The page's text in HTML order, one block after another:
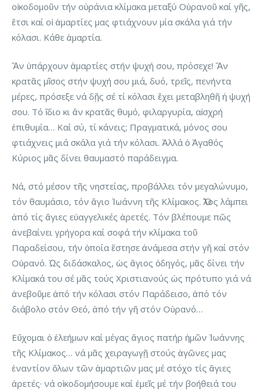
οἰκοδομοῦν τήν οὐράνια κλίμακα μεταξύ Οὐρανοῦ καί γῆς,
ἔτσι καί οἱ ἁμαρτίες μας φτιάχνουν μία σκάλα γιά τήν
κόλασι. Κάθε ἁμαρτία.
Ἄν ὑπάρχουν ἁμαρτίες στήν ψυχή σου, πρόσεχε! Ἄν
κρατᾶς μῖσος στήν ψυχή σου μιά, δυό, τρεῖς, πενήντα
μέρες, πρόσεξε νά δῇς σέ τί κόλασι ἔχει μεταβληθῆ ἡ ψυχή
σου. Τό ἴδιο κι ἄν κρατᾶς θυμό, φιλαργυρία, αἰσχρή
ἐπιθυμία… Καί σύ, τί κάνεις; Πραγματικά, μόνος σου
φτιάχνεις μιά σκάλα γιά τήν κόλασι. Ἀλλά ὁ Ἀγαθός
Κύριος μᾶς δίνει θαυμαστό παράδειγμα.
Νά, στό μέσον τῆς νηστείας, προβάλλει τόν μεγαλώνυμο,
τόν θαυμάσιο, τόν ἅγιο Ἰωάννη τῆς Κλίμακος. Ὅλος λάμπει
ἀπό τίς ἅγιες εὐαγγελικές ἀρετές. Τόν βλέπουμε πῶς
ἀνεβαίνει γρήγορα καί σοφά τήν κλίμακα τοῦ
Παραδείσου, τήν ὁποία ἔστησε ἀνάμεσα στήν γῆ καί στόν
Οὐρανό. Ὡς διδάσκαλος, ὡς ἅγιος ὁδηγός, μᾶς δίνει τήν
Κλίμακά του σέ μᾶς τούς Χριστιανούς ὡς πρότυπο γιά νά
ἀνεβοῦμε ἀπό τήν κόλασι στόν Παράδεισο, ἀπό τόν
διάβολο στόν Θεό, ἀπό τήν γῆ στόν Οὐρανό…
Εὔχομαι ὁ ἐλεήμων καί μέγας ἅγιος πατήρ ἡμῶν Ἰωάννης
τῆς Κλίμακος… νά μᾶς χειραγωγῇ στούς ἀγῶνες μας
ἐναντίον ὅλων τῶν ἁμαρτιῶν μας μέ στόχο τίς ἅγιες
ἀρετές· νά οἰκοδομήσουμε καί ἐμεῖς μέ τήν βοήθειά του